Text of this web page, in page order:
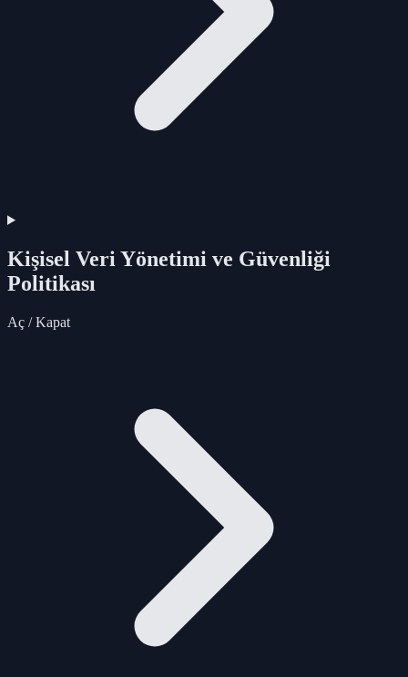
Kişisel Veri Yönetimi ve Güvenliği
Politikası
Aç / Kapat